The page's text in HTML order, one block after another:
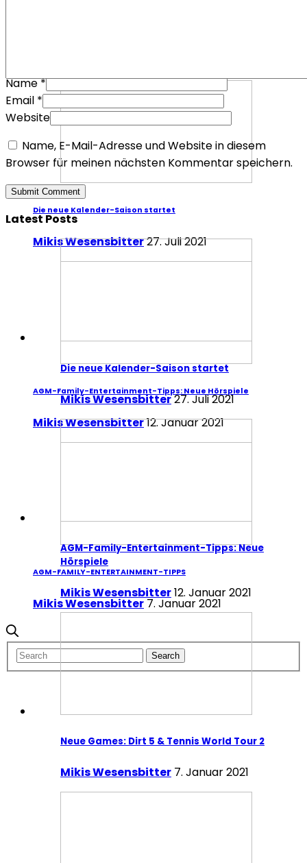
Die neue Kalender-Saison startet
Mikis Wesensbitter27. Juli 2021
AGM-Family-Entertainment-Tipps: Neue Hörspiele
Mikis Wesensbitter12. Januar 2021
AGM-FAMILY-ENTERTAINMENT-TIPPS
Mikis Wesensbitter 7. Januar 2021
Name*
Email *
Website
Name, E-Mail-Adresse und Website in diesem
Browser für meinen nächsten Kommentar speichern.
Latest Posts
Die neue Kalender-Saison startet
Mikis Wesensbitter27. Juli 2021
AGM-Family-Entertainment-Tipps: Neue
Hörspiele
Mikis Wesensbitter12. Januar 2021
Neue Games: Dirt 5 & Tennis World Tour 2
Mikis Wesensbitter 7. Januar 2021